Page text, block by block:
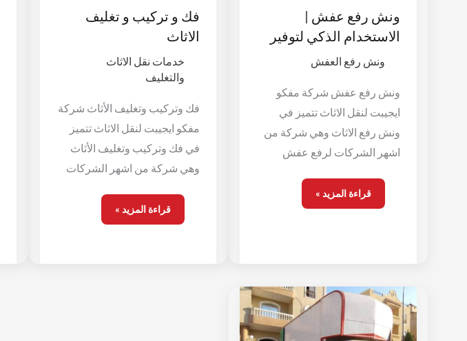
ونش رفع عفش |
الاستخدام الذكي لتوفير
الوقت
ونش رفع العفش
ونش رفع عفش شركة مفكو
ايجيبت لنقل الاثاث تتميز في
ونش رفع الاثاث وهي شركة من
اشهر الشركات لرفع عفش
قراءة المزيد »
فك و تركيب و تغليف
الاثاث
خدمات نقل الاثاث
والتغليف
فك وتركيب وتغليف الأثاث شركة
مفكو ايجيبت لنقل الاثاث تتميز
في فك وتركيب وتغليف الأثاث
وهي شركة من اشهر الشركات
قراءة المزيد »
نقل
لجميع